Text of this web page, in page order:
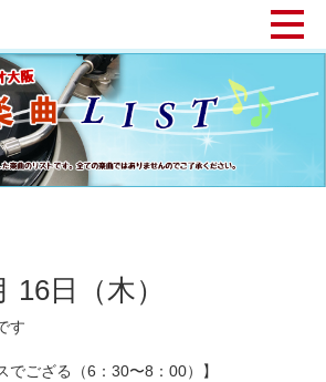
16日（木）
す
でござる（6：30〜8：00）】